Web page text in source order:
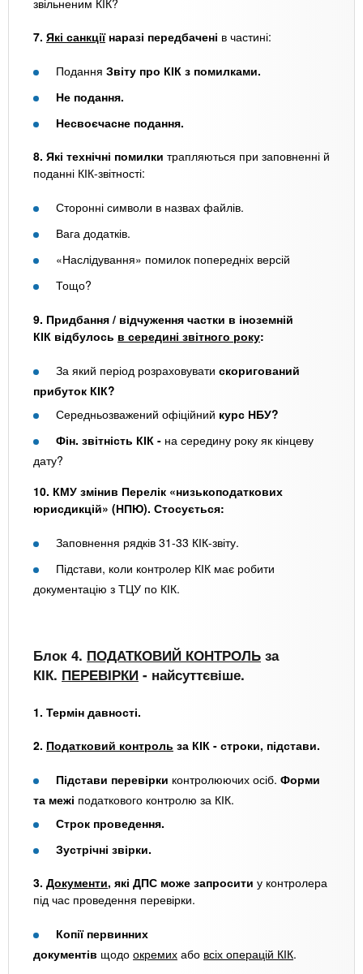
7. Які санкціїнаразі передбачені в частині:
Подання Звіту про КІК з помилками.
Не подання.
Несвоєчасне подання.
8. Які технічні помилки трапляються при заповненні й
поданні КІК-звітності:
Сторонні символи в назвах файлів.
Вага додатків.
«Наслідування» помилок попередніх версій
Тощо?
9. Придбання / відчуження частки в іноземній
КІК відбулось в середині звітного року:
За який період розраховувати скоригований
прибуток КІК?
Середньозважений офіційний курс НБУ?
Фін. звітність КІК - на середину року як кінцеву
дату?
10. КМУ змінив Перелік «низькоподаткових
юрисдикцій» (НПЮ). Стосується:
Заповнення рядків 31-33 КІК-звіту.
Підстави, коли контролер КІК має робити
документацію з ТЦУ по КІК.
Блок 4. ПОДАТКОВИЙ КОНТРОЛЬ за
КІК. ПЕРЕВІРКИ - найсуттєвіше.
1. Термін давності.
2. Податковий контроль за КІК - строки, підстави.
Підстави перевірки контролюючих осіб. Форми
та межі податкового контролю за КІК.
Строк проведення.
Зустрічні звірки.
3. Документи, які ДПС може запросити у контролера
під час проведення перевірки.
Копії первинних
документів щодо окремих або всіх операцій КІК.